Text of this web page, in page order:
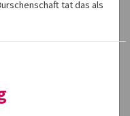
tat das als